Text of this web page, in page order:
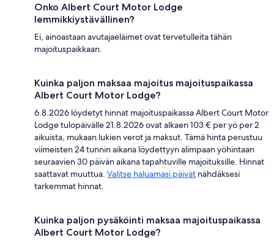
Onko Albert Court Motor Lodge
lemmikkiystävällinen?
Ei, ainoastaan avutajaeläimet ovat tervetulleita tähän
majoituspaikkaan.
Kuinka paljon maksaa majoitus majoituspaikassa
Albert Court Motor Lodge?
6.8.2026 löydetyt hinnat majoituspaikassa Albert Court Motor
Lodge tulopäivälle 21.8.2026 ovat alkaen 103 € per yö per 2
aikuista, mukaan lukien verot ja maksut. Tämä hinta perustuu
viimeisten 24 tunnin aikana löydettyyn alimpaan yöhintaan
seuraavien 30 päivän aikana tapahtuville majoituksille. Hinnat
saattavat muuttua. Valitse haluamasi päivät nähdäksesi
tarkemmat hinnat.
Kuinka paljon pysäköinti maksaa majoituspaikassa
Albert Court Motor Lodge?